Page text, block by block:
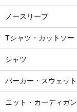
ノースリーブ
Tシャツ・カットソー
シャツ
パーカー・スウェット
ニット・カーディガン